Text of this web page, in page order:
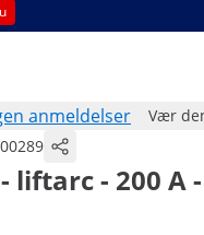
anmeldelser
Vær
liftarc - 200 A